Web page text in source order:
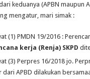
keduanya (APBN maupun
mengatur, mari simak :
(1) PMDN 19/2016 :
kerja (Renja) SKPD
(3) Perpres 16/2018 jo.
dari APBD dilakukan